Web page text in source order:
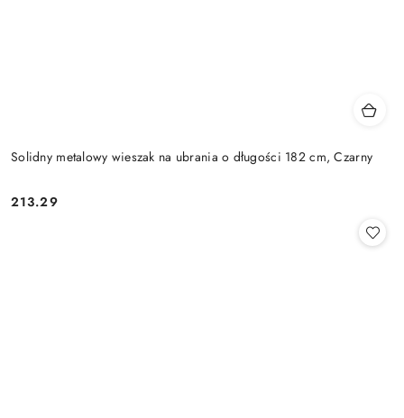
Solidny metalowy wieszak na ubrania o długości 182 cm, Czarny
Cena:
213.29